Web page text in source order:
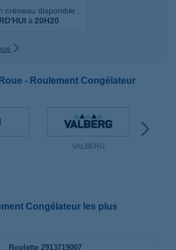
créneau disponible :
à 20H20
- Roulement Congélateur
VALBERG
Congélateur les plus
Roulette 2913719007